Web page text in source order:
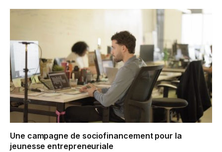
Une campagne de sociofinancement pour la
jeunesse entrepreneuriale